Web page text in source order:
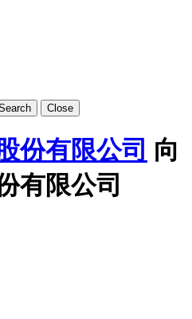
Close
份有限公司 向
有限公司